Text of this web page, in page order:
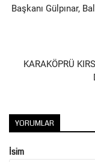
Kültür Sanat
Başkanı Gülpınar,
KARAKÖPRÜ
YORUMLAR
İsim